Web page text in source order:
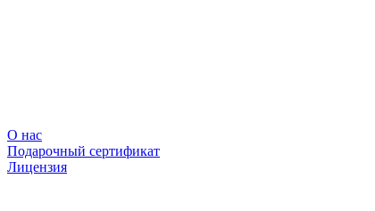
О нас
Подарочный сертификат
Лицензия